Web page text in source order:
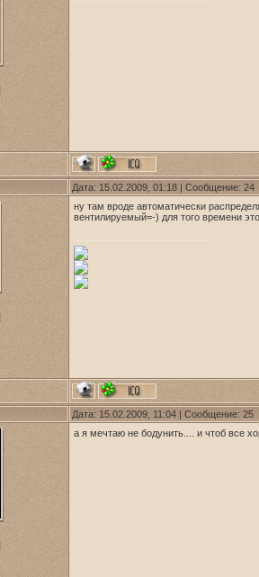
Дата: 15.02.2009, 01:18 | Сообщение: 24
ну там вроде автоматически
вентилируемый=-) для того времени это
Дата: 15.02.2009, 11:04 | Сообщение: 25
а я мечтаю не бодунить.... и чтоб все